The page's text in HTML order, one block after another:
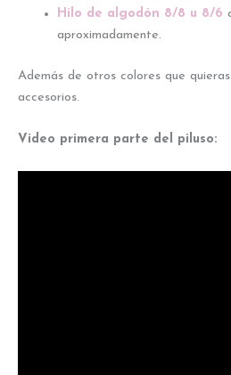
Hilo de algodón 8/8 u 8/6
aproximadamente.
Además de otros colores que
accesorios.
Video primera parte del piluso: